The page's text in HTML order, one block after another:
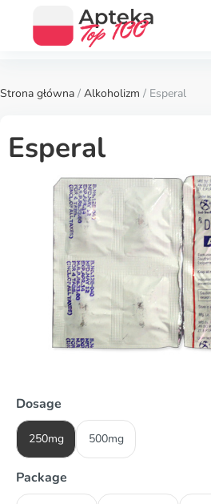
Strona główna / Alkoholizm / Esperal
Esperal
Dosage
250mg 500mg
Package